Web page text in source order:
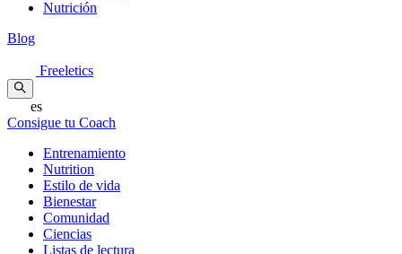
Nutrición
Blog
Freeletics
es
Consigue tu Coach
Entrenamiento
Nutrition
Estilo de vida
Bienestar
Comunidad
Ciencias
Listas de lectura